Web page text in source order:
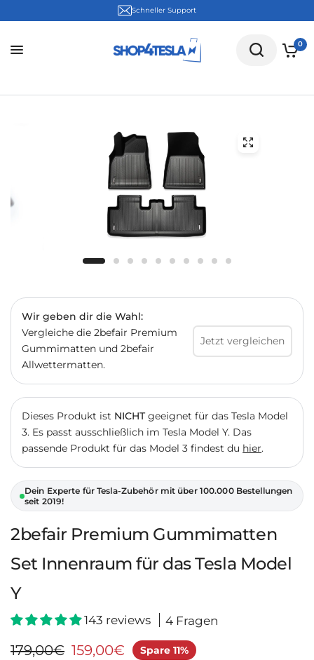
30 Tage kostenloser Rückversand
0
Wir geben dir die Wahl:
Vergleiche die 2befair Premium
Gummimatten und 2befair
Allwettermatten.
Jetzt vergleichen
Dieses Produkt ist NICHTgeeignet für das Tesla Model
3. Es passt ausschließlich im Tesla Model Y. Das
passende Produkt für das Model 3 findest du hier.
Dein Experte für Tesla-Zubehör mit über 100.000 Bestellungen
seit 2019!
2befair Premium Gummimatten
Set Innenraum für das Tesla Model
Y
143 reviews 4 Fragen
179,00€ 159,00€ Spare 11%